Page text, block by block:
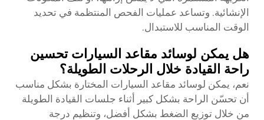
الإنشائية. وتساعد عمليات الفحص المنتظمة في تحديد
الوقت المناسب للاستبدال.
هل يمكن لوسائد مقاعد السيارات تحسين
راحة القيادة خلال الرحلات الطويلة؟
نعم، يمكن لوسائد مقاعد السيارات المختارة بشكل مناسب
أن تحسّن الراحة بشكل كبير أثناء جلسات القيادة الطويلة
من خلال توزيع الضغط بشكل أفضل، وتنظيم درجة